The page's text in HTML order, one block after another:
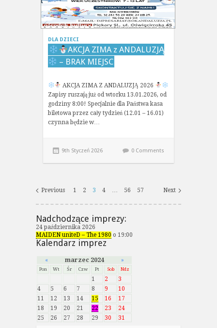
DLA DZIECI
AKCJA ZIMA z ANDALUZJĄ
– BRAK MIEJSC
AKCJA ZIMA Z ANDALUZJĄ 2026
Zapisy ruszają już od wtorku 13.01.2026, od
godziny 8:00! Specjalnie dla Państwa kasa
biletowa przez cały tydzień (12.01 – 16.01)
czynna będzie w…
9th Styczeń 2026 0 Comments
Previous Next
1 2 3 4 … 56 57
Nadchodzące imprezy:
24 października 2026
MAIDEN uniteD – The 1980 o 19:00
Kalendarz imprez
« marzec 2024 »
Pon Wt Śr Czw Pt Sob Ndz
1 2
3
4
5 6 7 8 9
10
11
12 13 14 15 16
17
18
19 20 21 22 23
24
25
26 27 28 29 30 31